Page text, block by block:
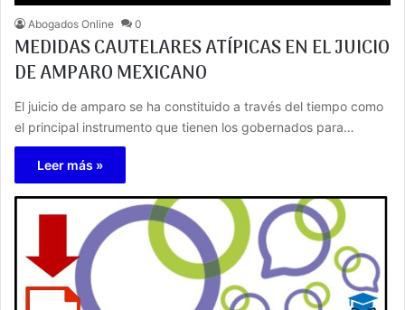
Abogados Online 0
MEDIDAS CAUTELARES ATÍPICAS EN EL JUICIO
DE AMPARO MEXICANO
El juicio de amparo se ha constituido a través del tiempo como
el principal instrumento que tienen los gobernados para…
Leer más »